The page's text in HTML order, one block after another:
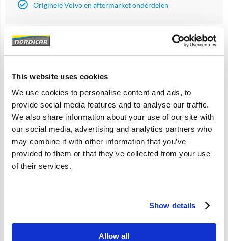
This website uses cookies
We use cookies to personalise content and ads, to
provide social media features and to analyse our traffic.
We also share information about your use of our site with
our social media, advertising and analytics partners who
may combine it with other information that you’ve
provided to them or that they’ve collected from your use
of their services.
Show details
Allow all
Originele Volvo en aftermarket onderdelen
Artikelomschrijving
142 144 145 164
Specificaties
Merk Volvo-origineel
Artikelcode